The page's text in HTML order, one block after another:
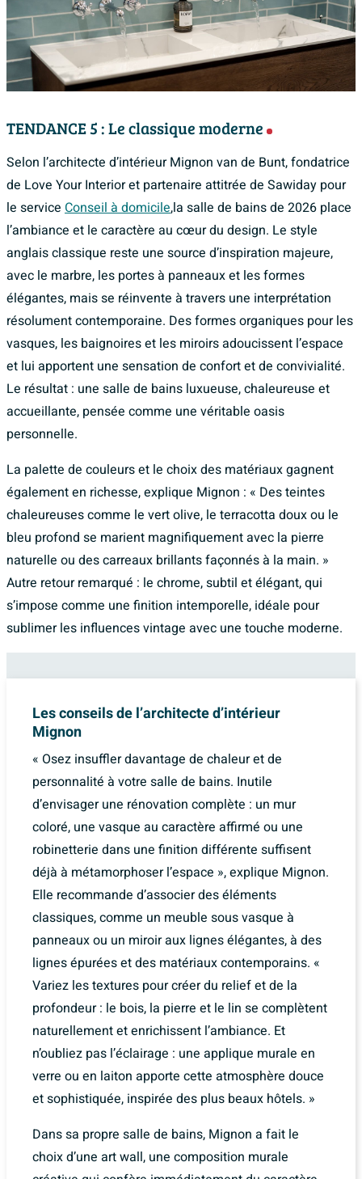
TENDANCE 5 : Le classique moderne
Selon l’architecte d’intérieur Mignon van de Bunt, fondatrice
de Love Your Interior et partenaire attitrée de Sawiday pour
le service Conseil à domicile,la salle de bains de 2026 place
l’ambiance et le caractère au cœur du design. Le style
anglais classique reste une source d’inspiration majeure,
avec le marbre, les portes à panneaux et les formes
élégantes, mais se réinvente à travers une interprétation
résolument contemporaine. Des formes organiques pour les
vasques, les baignoires et les miroirs adoucissent l’espace
et lui apportent une sensation de confort et de convivialité.
Le résultat : une salle de bains luxueuse, chaleureuse et
accueillante, pensée comme une véritable oasis
personnelle.
La palette de couleurs et le choix des matériaux gagnent
également en richesse, explique Mignon : « Des teintes
chaleureuses comme le vert olive, le terracotta doux ou le
bleu profond se marient magnifiquement avec la pierre
naturelle ou des carreaux brillants façonnés à la main. »
Autre retour remarqué : le chrome, subtil et élégant, qui
s’impose comme une finition intemporelle, idéale pour
sublimer les influences vintage avec une touche moderne.
Les conseils de l’architecte d’intérieur
Mignon
« Osez insuffler davantage de chaleur et de
personnalité à votre salle de bains. Inutile
d’envisager une rénovation complète : un mur
coloré, une vasque au caractère affirmé ou une
robinetterie dans une finition différente suffisent
déjà à métamorphoser l’espace », explique Mignon.
Elle recommande d’associer des éléments
classiques, comme un meuble sous vasque à
panneaux ou un miroir aux lignes élégantes, à des
lignes épurées et des matériaux contemporains. «
Variez les textures pour créer du relief et de la
profondeur : le bois, la pierre et le lin se complètent
naturellement et enrichissent l’ambiance. Et
n’oubliez pas l’éclairage : une applique murale en
verre ou en laiton apporte cette atmosphère douce
et sophistiquée, inspirée des plus beaux hôtels. »
Dans sa propre salle de bains, Mignon a fait le
choix d’une art wall, une composition murale